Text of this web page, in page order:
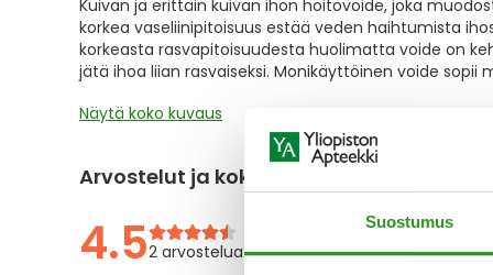
Suostumus
the
images
gallery
Kuivan ja erittäin kuivan ihon hoitovoide, joka
korkea vaseliinipitoisuus estää veden haihtumista
korkeasta rasvapitoisuudesta huolimatta voide on
jätä ihoa liian rasvaiseksi. Monikäyttöinen voide sopii
Näytä koko kuvaus
Arvostelut ja kokemuksia
4.52 arvostelua